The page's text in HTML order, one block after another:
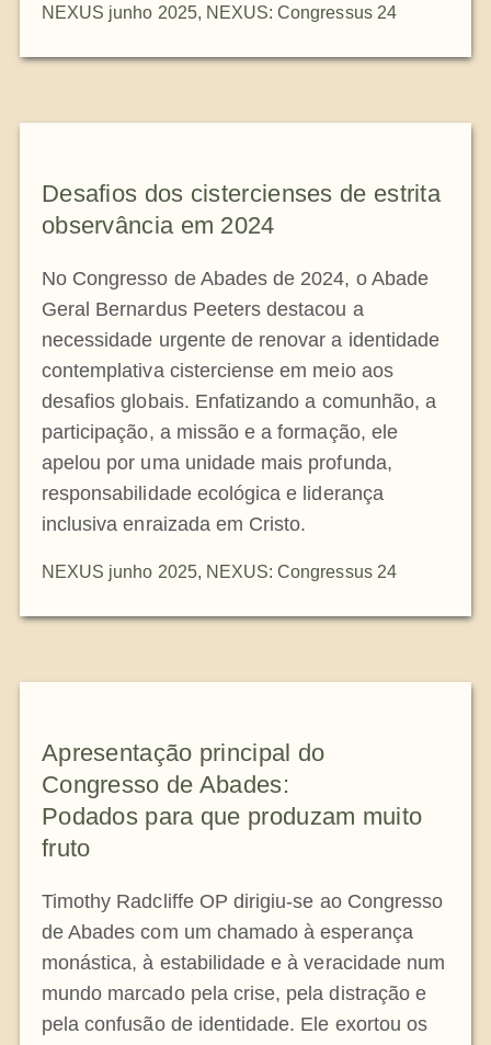
NEXUS junho 2025, NEXUS: Congressus 24
Desafios dos cistercienses de estrita
observância em 2024
No Congresso de Abades de 2024, o Abade
Geral Bernardus Peeters destacou a
necessidade urgente de renovar a identidade
contemplativa cisterciense em meio aos
desafios globais. Enfatizando a comunhão, a
participação, a missão e a formação, ele
apelou por uma unidade mais profunda,
responsabilidade ecológica e liderança
inclusiva enraizada em Cristo.
NEXUS junho 2025, NEXUS: Congressus 24
Apresentação principal do
Congresso de Abades:
Podados para que produzam muito
fruto
Timothy Radcliffe OP dirigiu-se ao Congresso
de Abades com um chamado à esperança
monástica, à estabilidade e à veracidade num
mundo marcado pela crise, pela distração e
pela confusão de identidade. Ele exortou os